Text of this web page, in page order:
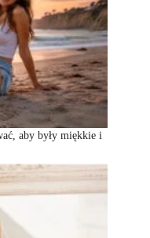
aby były miękkie i